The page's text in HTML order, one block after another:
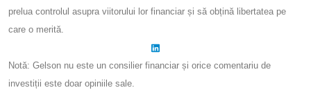
prelua controlul asupra viitorului lor financiar și să obțină libertatea pe
care o merită.
Notă: Gelson nu este un consilier financiar și orice comentariu de
investiții este doar opiniile sale.